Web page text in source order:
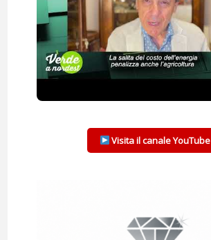
Visita il canale YouTube